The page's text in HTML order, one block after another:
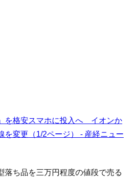
を格安スマホに投入へ イオンか
変更（1/2ページ） - 産経ニュー
落ち品を三万円程度の値段で売る